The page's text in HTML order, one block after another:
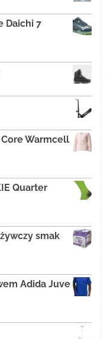
Daichi 7
Warmcell
Quarter
smak
Adida Juve